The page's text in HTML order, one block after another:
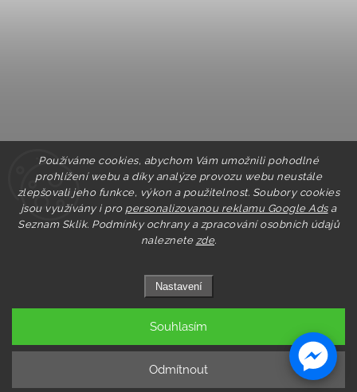
Používáme cookies, abychom Vám umožnili pohodlné
prohlížení webu a díky analýze provozu webu neustále
zlepšovali jeho funkce, výkon a použitelnost. Soubory cookies
jsou využívány i pro personalizovanou reklamu Google Adsa
Seznam Sklik. Podmínky ochrany a zpracování osobních údajů
naleznete zde.
Nastavení
Odmítnout
Souhlasím
Copyright 2026Pastry.cz. Všechna práva vyhrazena.
Upravit nastavení cookies